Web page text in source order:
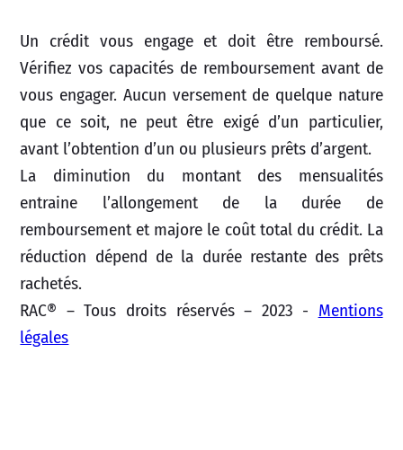
Un crédit vous engage et doit être remboursé.
Vérifiez vos capacités de remboursement avant de
vous engager. Aucun versement de quelque nature
que ce soit, ne peut être exigé d’un particulier,
avant l’obtention d’un ou plusieurs prêts d’argent.
La diminution du montant des mensualités
entraine l’allongement de la durée de
remboursement et majore le coût total du crédit. La
réduction dépend de la durée restante des prêts
rachetés.
RAC® – Tous droits réservés – 2023 - Mentions
légales